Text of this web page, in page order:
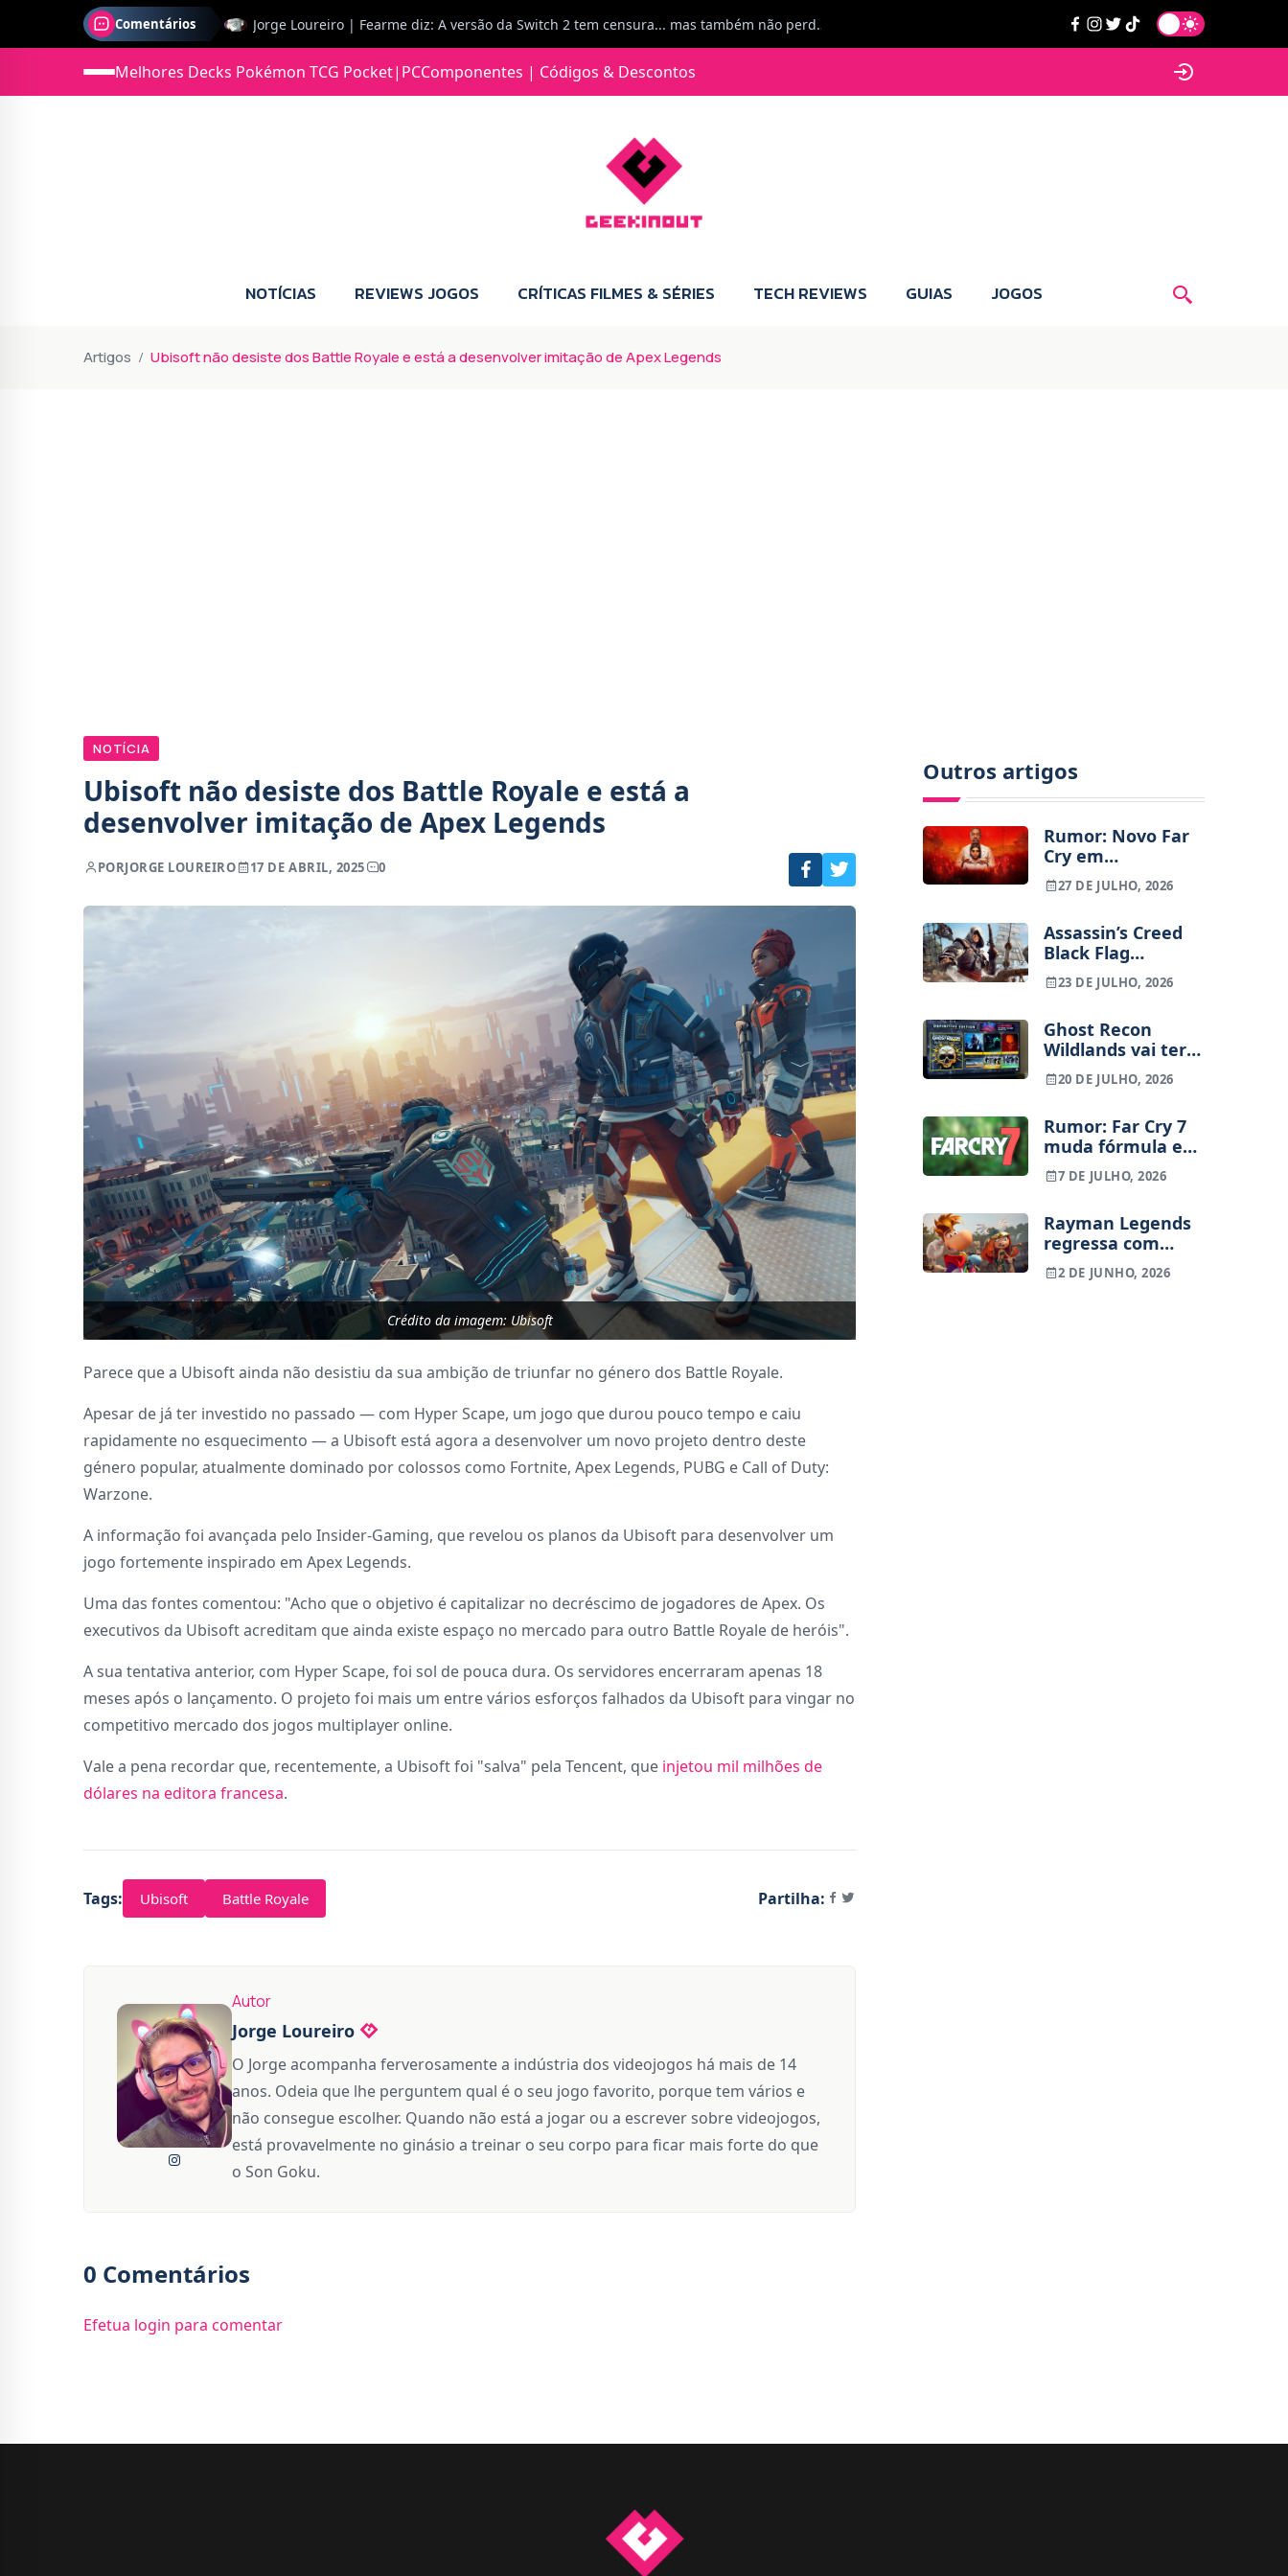
Comentários Jorge Loureiro | Fearme diz: A versão da Switch 2 tem censura... mas também não perdes muito.
Jonas diz: Estou seriamente com vontade para comprar para a Switch 2 :P
Jorge Loureiro | Fearme diz: Boas, obrigado pelo teu comentário. Talvez seja verdade que a Microsoft está a tentar redefinir o futuro dos jogos, mas para uma marca que já trocou de estratégia tantas vezes, é difícil acreditar em mais uma virada de direção. Basta lembrar do Kinect, da aposta no cloud gaming, ou mesmo do discurso de que os exclusivos eram "essenciais": todas essas promessas acabaram por perder força com o tempo. Além disso, há um ponto chave que estás a ignorar: as consolas Xbox. Está à vista que foram praticamente abandonadas. Quem comprou uma Xbox Series X a pensar que ia ser a máquina indispensável para jogar exclusivos, ficou a arder, porque hoje esses jogos chegam também ao PC e, cada vez mais, até à concorrência. Isso mina a identidade da marca e enfraquece a confiança dos jogadores. A PlayStation até pode estar a lançar alguns jogos na Xbox como o Helldivers 2, mas não é o catálogo inteiro. Desta forma, as consolas PS5 continuam a ter valor.
Melhores Decks Pokémon TCG Pocket| PCComponentes | Códigos & Descontos
NOTÍCIAS REVIEWS JOGOS CRÍTICAS FILMES & SÉRIES TECH REVIEWS GUIAS JOGOS
Artigos Ubisoft não desiste dos Battle Royale e está a desenvolver imitação de Apex Legends
NOTÍCIA
Ubisoft não desiste dos Battle Royale e está a
desenvolver imitação de Apex Legends
PORJORGE LOUREIRO 17 DE ABRIL, 2025 0
Crédito da imagem: Ubisoft
Parece que a Ubisoft ainda não desistiu da sua ambição de triunfar no género dos Battle Royale.
Apesar de já ter investido no passado — com Hyper Scape, um jogo que durou pouco tempo e caiu
rapidamente no esquecimento — a Ubisoft está agora a desenvolver um novo projeto dentro deste
género popular, atualmente dominado por colossos como Fortnite, Apex Legends, PUBG e Call of Duty:
Warzone.
A informação foi avançada pelo Insider-Gaming, que revelou os planos da Ubisoft para desenvolver um
jogo fortemente inspirado em Apex Legends.
Uma das fontes comentou: "Acho que o objetivo é capitalizar no decréscimo de jogadores de Apex. Os
executivos da Ubisoft acreditam que ainda existe espaço no mercado para outro Battle Royale de heróis".
A sua tentativa anterior, com Hyper Scape, foi sol de pouca dura. Os servidores encerraram apenas 18
meses após o lançamento. O projeto foi mais um entre vários esforços falhados da Ubisoft para vingar no
competitivo mercado dos jogos multiplayer online.
Vale a pena recordar que, recentemente, a Ubisoft foi "salva" pela Tencent, que injetou mil milhões de
dólares na editora francesa.
Tags: Ubisoft Battle Royale Partilha:
Autor
Jorge Loureiro
O Jorge acompanha ferverosamente a indústria dos videojogos há mais de 14
anos. Odeia que lhe perguntem qual é o seu jogo favorito, porque tem vários e
não consegue escolher. Quando não está a jogar ou a escrever sobre videojogos,
está provavelmente no ginásio a treinar o seu corpo para ficar mais forte do que
o Son Goku.
0 Comentários
Efetua login para comentar
Outros artigos
Rumor: Novo Far
Cry em
desenvolvimento
na Ubisoft e
shooter da série
cancelado
27 DE JULHO, 2026
Assassin’s Creed
Black Flag
Resynced (análise)
| A melhor e a
mesmo jogo
23 DE JULHO, 2026
Ghost Recon
Wildlands vai ter
Definitive Edition
em breve, com 4K,
conteúdo
20 DE JULHO, 2026
Rumor: Far Cry 7
muda fórmula e
tem elementos de
shooter de
7 DE JULHO, 2026
Rayman Legends
regressa com
versão renovada
em outubro
2 DE JUNHO, 2026